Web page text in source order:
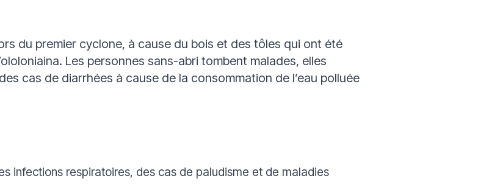
du premier cyclone, à cause du bois et des tôles qui ont été
. Les personnes sans-abri tombent malades, elles
cas de diarrhées à cause de la consommation de l’eau polluée
infections respiratoires, des cas de paludisme et de maladies